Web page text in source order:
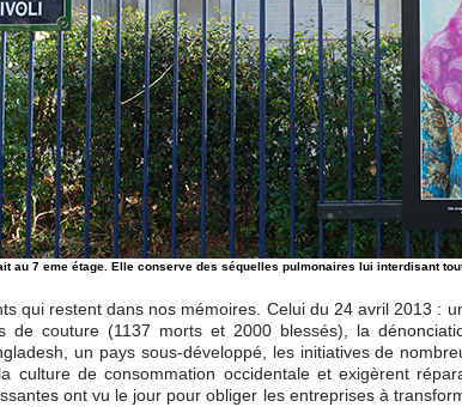
au 7 eme étage. Elle conserve des séquelles pulmonaires lui interdisant
qui restent dans nos mémoires. Celui du 24 avril 2013 :
de couture (1137 morts et 2000 blessés), la
un pays sous-développé, les initiatives de
culture de consommation occidentale et exigèrent
ont vu le jour pour obliger les entreprises à